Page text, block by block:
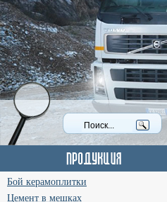
Бой керамоплитки
Цемент в мешках